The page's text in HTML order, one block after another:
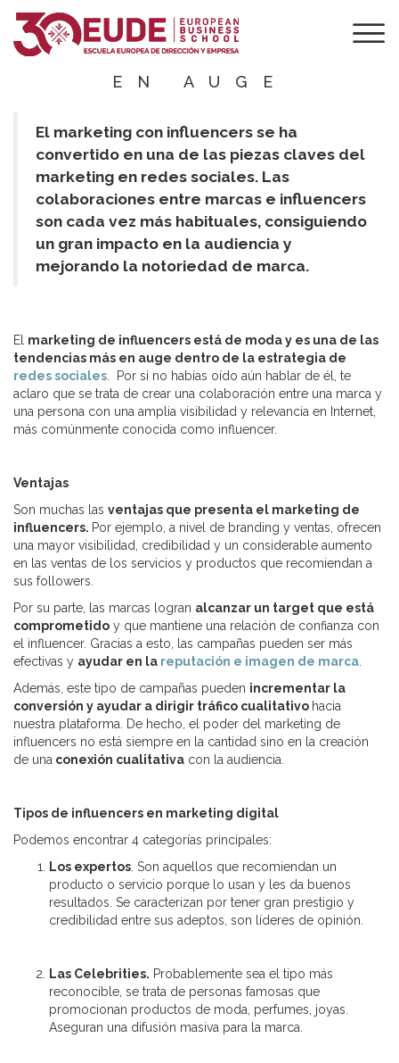
MARKETING DE
INFLUENCERS,
EN AUGE
El marketing con influencers se ha
convertido en una de las piezas claves del
marketing en redes sociales. Las
colaboraciones entre marcas e influencers
son cada vez más habituales, consiguiendo
un gran impacto en la audiencia y
mejorando la notoriedad de marca.
El marketing de influencers está de moda y es una de las
tendencias más en auge dentro de la estrategia de
redes sociales . Por si no habías oído aún hablar de él, te
aclaro que se trata de crear una colaboración entre una marca y
una persona con una amplia visibilidad y relevancia en Internet,
más comúnmente conocida como influencer.
Ventajas
Son muchas las ventajas que presenta el marketing de
influencers. Por ejemplo, a nivel de branding y ventas, ofrecen
una mayor visibilidad, credibilidad y un considerable aumento
en las ventas de los servicios y productos que recomiendan a
sus followers.
Por su parte, las marcas logran alcanzar un target que está
comprometido y que mantiene una relación de confianza con
el influencer. Gracias a esto, las campañas pueden ser más
efectivas y ayudar en la reputación e imagen de marca
Además, este tipo de campañas pueden incrementar la
conversión y ayudar a dirigir tráfico cualitativo hacia
nuestra plataforma. De hecho, el poder del marketing de
influencers no está siempre en la cantidad sino en la creación
de una conexión cualitativa con la audiencia.
Tipos de influencers en marketing digital
Podemos encontrar 4 categorías principales:
Los expertos . Son aquellos que recomiendan un
producto o servicio porque lo usan y les da buenos
resultados. Se caracterizan por tener gran prestigio y
credibilidad entre sus adeptos, son líderes de opinión.
Las Celebrities. Probablemente sea el tipo más
reconocible, se trata de personas famosas que
promocionan productos de moda, perfumes, joyas.
Aseguran una difusión masiva para la marca.